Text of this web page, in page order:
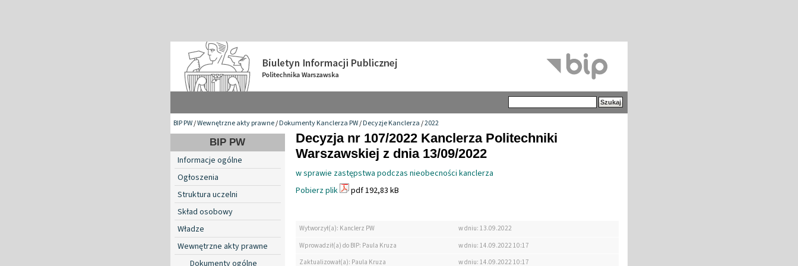
BIP PW/Wewnętrzne akty prawne/Dokumenty Kanclerza PW/Decyzje Kanclerza/2022
BIP PW
Informacje ogólne
Ogłoszenia
Struktura uczelni
Skład osobowy
Władze
Wewnętrzne akty prawne
Dokumenty ogólne
Decyzja nr 107/2022 Kanclerza Politechniki
Warszawskiej z dnia 13/09/2022
w sprawie zastępstwa podczas nieobecności kanclerza
Pobierz plik
pdf 192,83 kB
Wytworzył(a): Kanclerz PW
w dniu: 13.09.2022
Wprowadził(a) do BIP: Paula Kruza
w dniu: 14.09.2022 10:17
Zaktualizował(a): Paula Kruza
w dniu: 14.09.2022 10:17